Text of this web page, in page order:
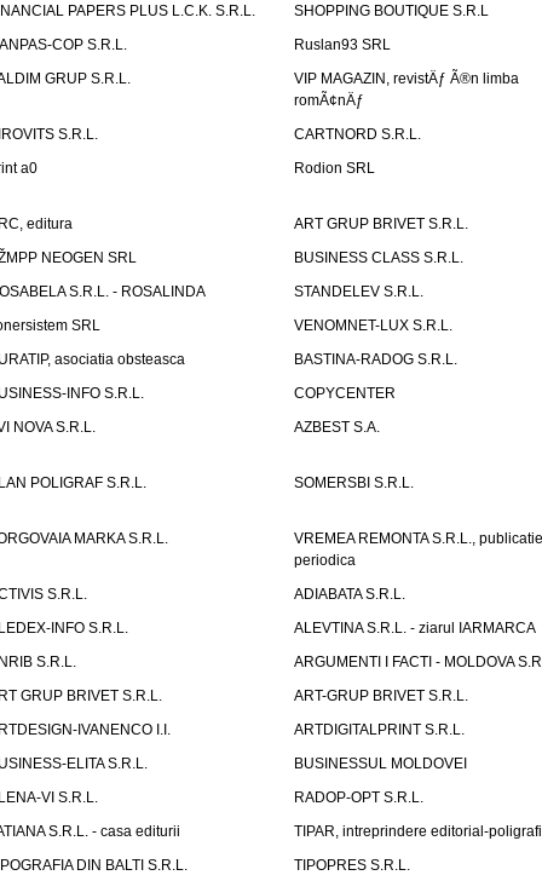
PAPERS PLUS L.C.K. S.R.L.
SHOPPING BOUTIQUE S.R.L
COP S.R.L.
Ruslan93 SRL
GRUP S.R.L.
VIP MAGAZIN, revistÄƒ Ã®n limba
romÃ¢nÄƒ
S.R.L.
CARTNORD S.R.L.
a0
Rodion SRL
editura
ART GRUP BRIVET S.R.L.
NEOGEN SRL
BUSINESS CLASS S.R.L.
S.R.L. - ROSALINDA
STANDELEV S.R.L.
SRL
VENOMNET-LUX S.R.L.
asociatia obsteasca
BASTINA-RADOG S.R.L.
INFO S.R.L.
COPYCENTER
NOVA S.R.L.
AZBEST S.A.
POLIGRAF S.R.L. SOMERSBI S.R.L.
MARKA S.R.L.
VREMEA REMONTA S.R.L., publicatie
periodica
S.R.L.
ADIABATA S.R.L.
INFO S.R.L.
ALEVTINA S.R.L. - ziarul IARMARCA
S.R.L.
ARGUMENTI I FACTI - MOLDOVA
GRUP BRIVET S.R.L.
ART-GRUP BRIVET S.R.L.
IVANENCO I.I.
ARTDIGITALPRINT S.R.L.
ELITA S.R.L.
BUSINESSUL MOLDOVEI
VI S.R.L.
RADOP-OPT S.R.L.
S.R.L. - casa editurii
TIPAR, intreprindere editorial-
DIN BALTI S.R.L.
TIPOPRES S.R.L.